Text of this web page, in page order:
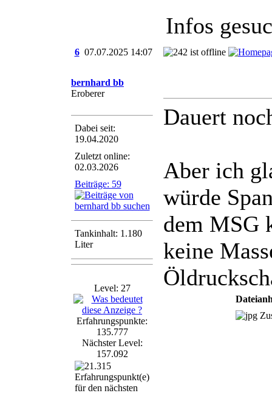
Infos
6 07.07.2025 14:07
bernhard bb
Eroberer
Dabei seit:
19.04.2020
Zuletzt online:
02.03.2026
Beiträge: 59
Tankinhalt: 1.180
Liter
Level: 27
Erfahrungspunkte:
135.777
Nächster Level:
157.092
Dauert
Aber ich
würde
dem MSG
keine